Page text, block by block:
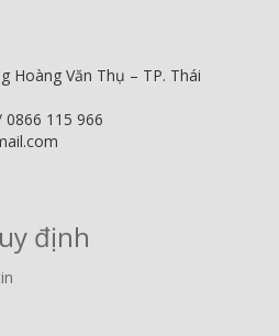
Hoàng Văn Thụ – TP. Thái
0866 115 966
định